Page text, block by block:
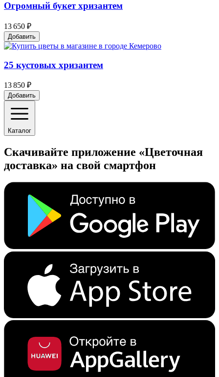
Огромный букет хризантем
13 650 ₽
Добавить
25 кустовых хризантем
13 850 ₽
Добавить
Каталог
Скачивайте приложение «Цветочная
доставка» на свой смартфон